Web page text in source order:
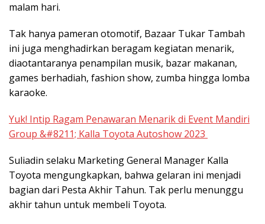
malam hari.
Tak hanya pameran otomotif, Bazaar Tukar Tambah
ini juga menghadirkan beragam kegiatan menarik,
diaotantaranya penampilan musik, bazar makanan,
games berhadiah, fashion show, zumba hingga lomba
karaoke.
Yuk! Intip Ragam Penawaran Menarik di Event Mandiri
Group &#8211; Kalla Toyota Autoshow 2023
Suliadin selaku Marketing General Manager Kalla
Toyota mengungkapkan, bahwa gelaran ini menjadi
bagian dari Pesta Akhir Tahun. Tak perlu menunggu
akhir tahun untuk membeli Toyota.